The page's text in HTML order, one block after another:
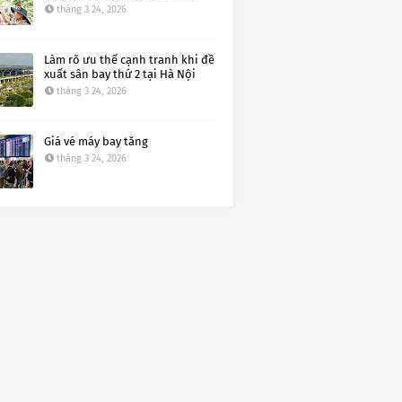
tháng 3 24, 2026
Làm rõ ưu thế cạnh tranh khi đề
xuất sân bay thứ 2 tại Hà Nội
tháng 3 24, 2026
Giá vé máy bay tăng
tháng 3 24, 2026